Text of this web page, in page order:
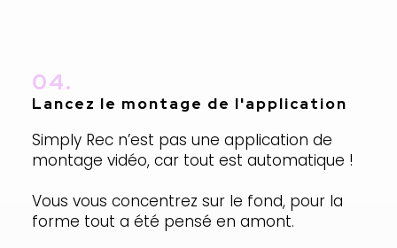
04.
Lancez le montage de l'application
Simply Rec n’est pas une application de
montage vidéo, car tout est automatique !
Vous vous concentrez sur le fond, pour la
forme tout a été pensé en amont.